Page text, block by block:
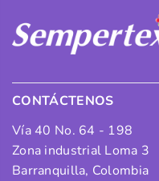
CONTÁCTENOS
Vía 40 No. 64 - 198
Zona industrial Loma 3
Barranquilla, Colombia